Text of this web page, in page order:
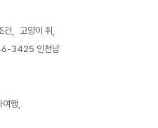
건
고양이 쥐
3425 인천남
여행